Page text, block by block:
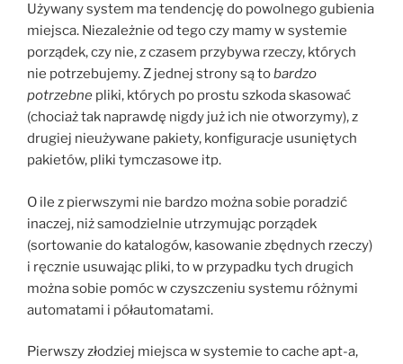
Używany system ma tendencję do powolnego gubienia
miejsca. Niezależnie od tego czy mamy w systemie
porządek, czy nie, z czasem przybywa rzeczy, których
nie potrzebujemy. Z jednej strony są tobardzo
potrzebne pliki, których po prostu szkoda skasować
(chociaż tak naprawdę nigdy już ich nie otworzymy), z
drugiej nieużywane pakiety, konfiguracje usuniętych
pakietów, pliki tymczasowe itp.
O ile z pierwszymi nie bardzo można sobie poradzić
inaczej, niż samodzielnie utrzymując porządek
(sortowanie do katalogów, kasowanie zbędnych rzeczy)
i ręcznie usuwając pliki, to w przypadku tych drugich
można sobie pomóc w czyszczeniu systemu różnymi
automatami i półautomatami.
Pierwszy złodziej miejsca w systemie to cache apt-a,